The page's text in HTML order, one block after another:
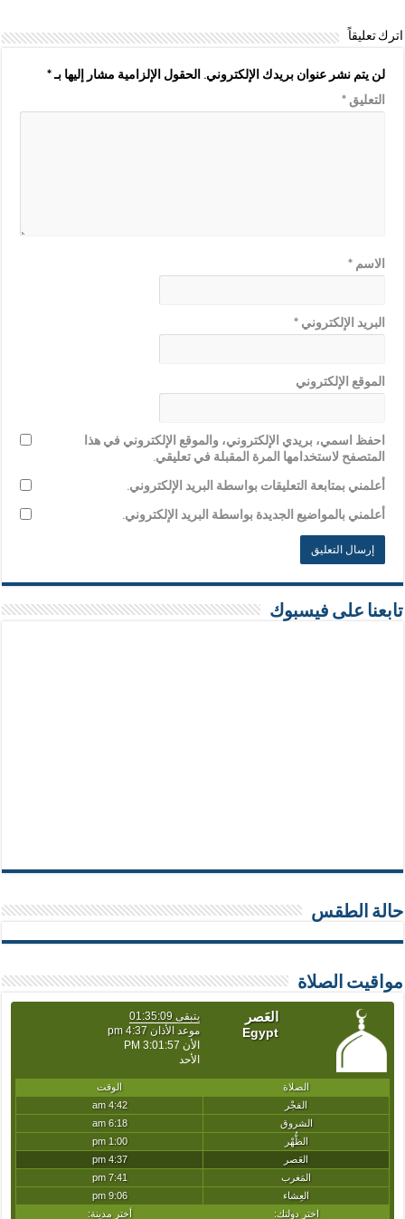
اترك تعليقاً
لن يتم نشر عنوان بريدك الإلكتروني. الحقول الإلزامية مشار إليها بـ*
التعليق*
الاسم*
البريد الإلكتروني*
الموقع الإلكتروني
احفظ اسمي، بريدي الإلكتروني، والموقع الإلكتروني في هذا
المتصفح لاستخدامها المرة المقبلة في تعليقي.
أعلمني بمتابعة التعليقات بواسطة البريد الإلكتروني.
أعلمني بالمواضيع الجديدة بواسطة البريد الإلكتروني.
تابعنا على فيسبوك
حالة الطقس
مواقيت الصلاة